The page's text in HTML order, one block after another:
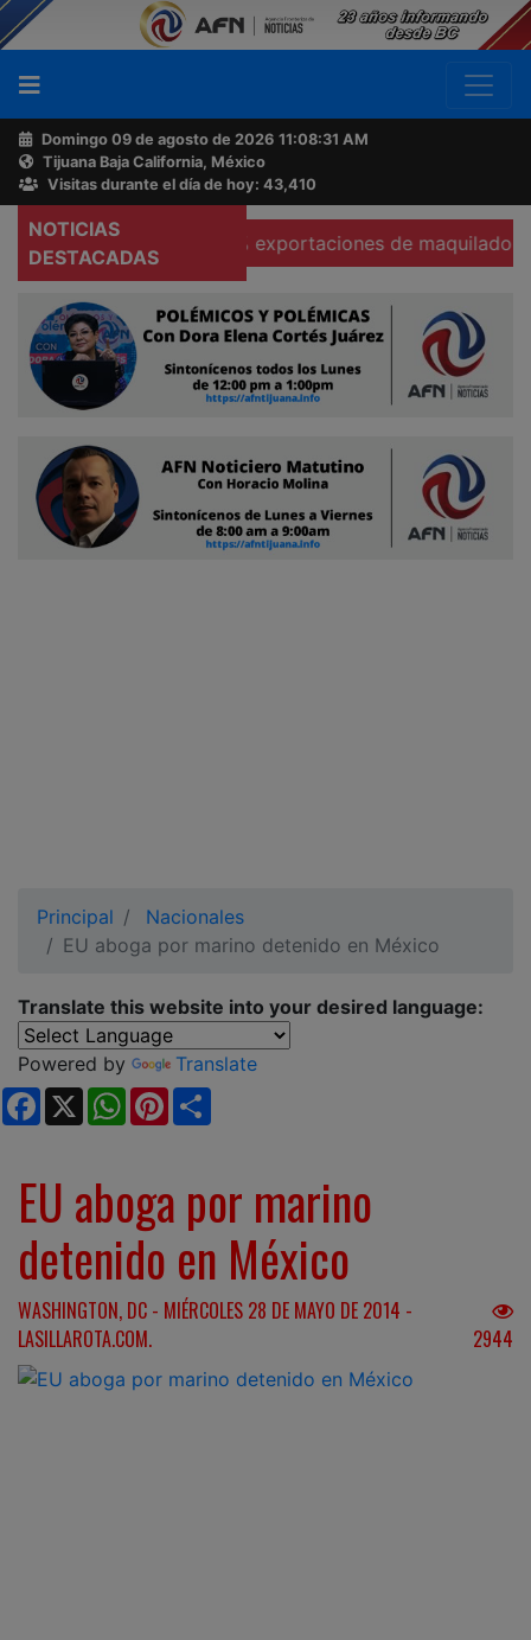
Domingo 09 de agosto de 2026 11:08:32 AM
Tijuana Baja California, México
Visitas durante el día de hoy: 43,410
NOTICIAS
DESTACADAS
Se hunden 37% exportaciones de maquiladoras en
Principal
Nacionales
EU aboga por marino detenido en México
Translate this website into your desired language:
Powered by
Translate
Facebook
X WhatsApp
Pinterest
EU aboga por marino
detenido en México
WASHINGTON, DC - MIÉRCOLES 28 DE MAYO DE 2014 -
LASILLAROTA.COM.
2944
Buscador
Acerca
de
AFN
Ventas
Contacto
Reportero
Ciudadano